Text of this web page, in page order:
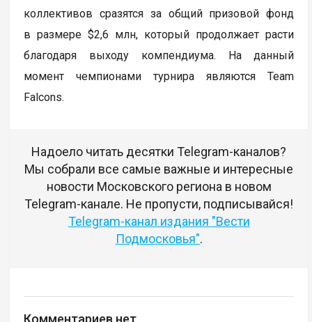
коллективов сразятся за общий призовой фонд
в размере $2,6 млн, который продолжает расти
благодаря выходу компендиума. На данный
момент чемпионами турнира являются Team
Falcons.
Надоело читать десятки Telegram-каналов?
Мы собрали все самые важные и интересные
новости Московского региона в новом
Telegram-канале. Не пропусти, подписывайся!
Telegram-канал издания "Вести
Подмосковья".
Комментариев нет